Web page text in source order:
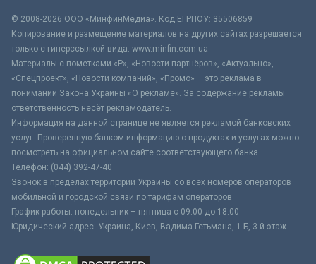
© 2008-2026 ООО «МинфинМедиа». Код ЕГРПОУ: 35506859
Копирование и размещение материалов на других сайтах разрешается
только с гиперссылкой вида: www.minfin.com.ua
Материалы с пометками «Р», «Новости партнёров», «Актуально»,
«Спецпроект», «Новости компаний», «Промо» – это реклама в
понимании Закона Украины «О рекламе». За содержание рекламы
ответственность несёт рекламодатель.
Информация на данной странице не является рекламой банковских
услуг. Проверенную банком информацию о продуктах и услугах можно
посмотреть на официальном сайте соответствующего банка.
Телефон: (044) 392-47-40
Звонок в пределах территории Украины со всех номеров операторов
мобильной и городской связи по тарифам операторов
График работы: понедельник – пятница с 09:00 до 18:00
Юридический адрес: Украина, Киев, Вадима Гетьмана, 1-Б, 3-й этаж